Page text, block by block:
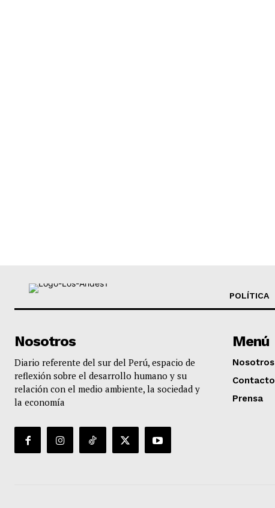
POLÍTICA
Nosotros
Diario referente del sur del Perú, espacio de
reflexión sobre el desarrollo humano y su
relación con el medio ambiente, la sociedad y
la economía
Menú
Nosotros
Contacto
Prensa